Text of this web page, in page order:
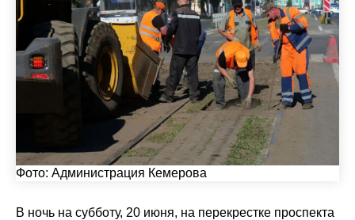
Фото: Администрация Кемерова
В ночь на субботу, 20 июня, на перекрестке проспекта